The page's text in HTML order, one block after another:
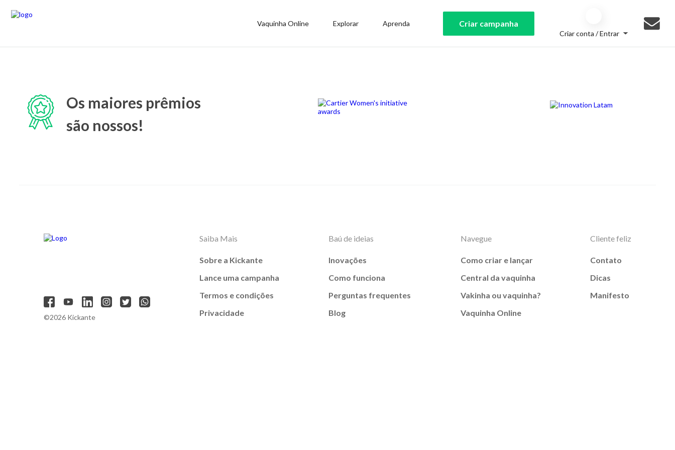
Vaquinha Online Explorar Aprenda Criar campanha
Criar conta / Entrar
Os maiores prêmios
são nossos!
©2026 Kickante
Saiba Mais
Sobre a Kickante
Lance uma campanha
Termos e condições
Privacidade
Baú de ideias
Inovações
Como funciona
Perguntas frequentes
Blog
Navegue
Como criar e lançar
Central da vaquinha
Vakinha ou vaquinha?
Vaquinha Online
Cliente feliz
Contato
Dicas
Manifesto